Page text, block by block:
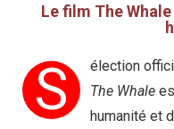
Le film The
S élection
The Whale
humanité et